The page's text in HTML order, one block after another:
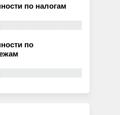
по налогам
по